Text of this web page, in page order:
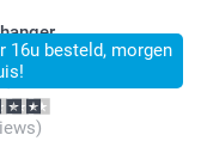
16u besteld, morgen